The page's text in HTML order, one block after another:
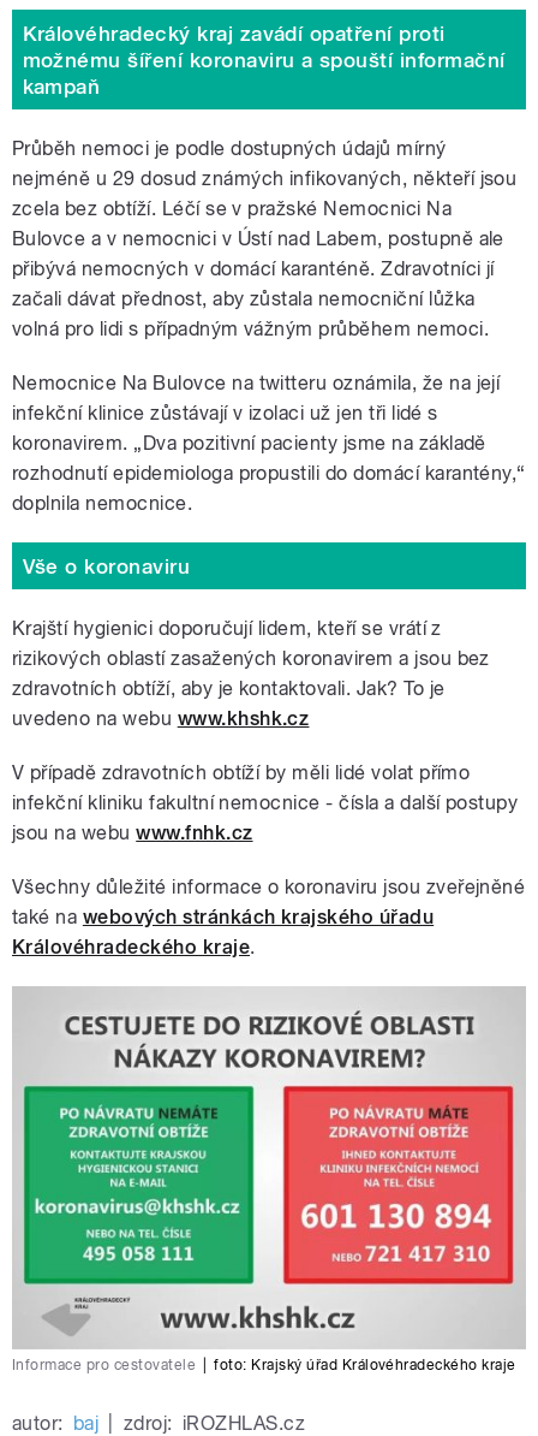
Královéhradecký kraj zavádí opatření proti
možnému šíření koronaviru a spouští informační
kampaň
Průběh nemoci je podle dostupných údajů mírný
nejméně u 29 dosud známých infikovaných, někteří jsou
zcela bez obtíží. Léčí se v pražské Nemocnici Na
Bulovce a v nemocnici v Ústí nad Labem, postupně ale
přibývá nemocných v domácí karanténě. Zdravotníci jí
začali dávat přednost, aby zůstala nemocniční lůžka
volná pro lidi s případným vážným průběhem nemoci.
Nemocnice Na Bulovce na twitteru oznámila, že na její
infekční klinice zůstávají v izolaci už jen tři lidé s
koronavirem. „Dva pozitivní pacienty jsme na základě
rozhodnutí epidemiologa propustili do domácí karantény,“
doplnila nemocnice.
Vše o koronaviru
Krajští hygienici doporučují lidem, kteří se vrátí z
rizikových oblastí zasažených koronavirem a jsou bez
zdravotních obtíží, aby je kontaktovali. Jak? To je
uvedeno na webu www.khshk.cz
V případě zdravotních obtíží by měli lidé volat přímo
infekční kliniku fakultní nemocnice - čísla a další postupy
jsou na webuwww.fnhk.cz
Všechny důležité informace o koronaviru jsou zveřejněné
také na webových stránkách krajského úřadu
Královéhradeckého kraje.
Informace pro cestovatele foto: Krajský úřad Královéhradeckého kraje
autor: baj zdroj: iROZHLAS.cz